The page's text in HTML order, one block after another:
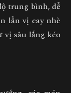
trung bình, dễ
lẫn vị cay nhè
vị sâu lắng kéo